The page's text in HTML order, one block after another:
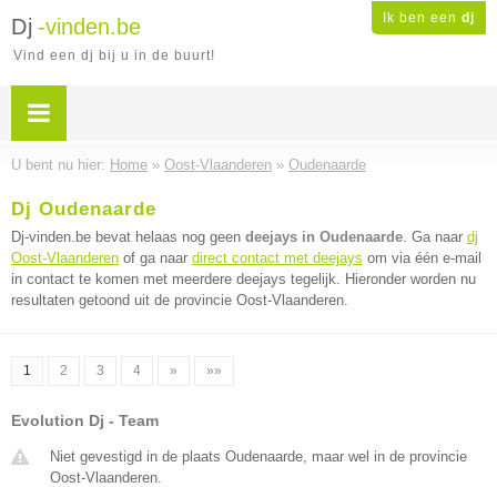
Ik ben een dj
Dj -vinden.be
Vind een dj bij u in de buurt!
U bent nu hier: Home » Oost-Vlaanderen » Oudenaarde
Dj Oudenaarde
Dj-vinden.be bevat helaas nog geen deejays in Oudenaarde. Ga naar dj
Oost-Vlaanderen of ga naar direct contact met deejays om via één e-mail
in contact te komen met meerdere deejays tegelijk. Hieronder worden nu
resultaten getoond uit de provincie Oost-Vlaanderen.
1 2 3 4 » »»
Evolution Dj - Team
Niet gevestigd in de plaats Oudenaarde, maar wel in de provincie
Oost-Vlaanderen.